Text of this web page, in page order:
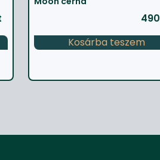
490
Kosárba teszem